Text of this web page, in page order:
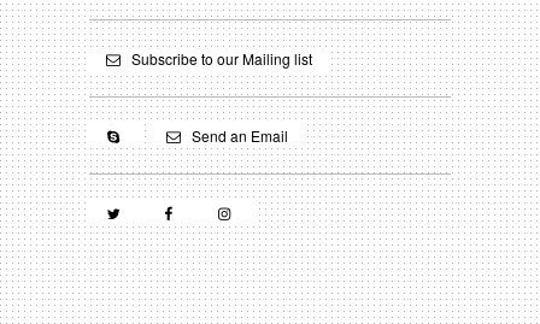
Subscribe to our Mailing list
Send an Email